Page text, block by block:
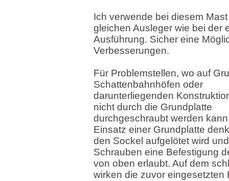
Ich verwende bei diesem
gleichen Ausleger wie bei der
Ausführung. Sicher eine
Verbesserungen.
Für Problemstellen, wo auf
Schattenbahnhöfen oder
darunterliegenden
nicht durch die Grundplatte
durchgeschraubt werden
Einsatz einer Grundplatte
den Sockel aufgelötet wird
Schrauben eine Befestigung
von oben erlaubt. Auf dem
wirken die zuvor eingesetzten